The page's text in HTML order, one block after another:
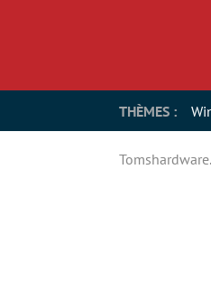
THÈMES :